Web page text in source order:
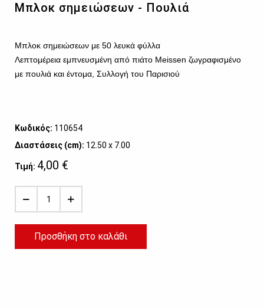
Μπλοκ σημειώσεων - Πουλιά
Μπλοκ σημειώσεων με 50 λευκά φύλλα
Λεπτομέρεια εμπνευσμένη από πιάτο Meissen ζωγραφισμένο
με πουλιά και έντομα, Συλλογή του Παρισιού
Κωδικός: 110654
Διαστάσεις (cm): 12.50 x 7.00
Τιμή: 4,00 €
Προσθήκη στο καλάθι